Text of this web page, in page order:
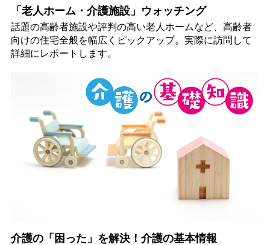
「老人ホーム・介護施設」ウォッチング
話題の高齢者施設や評判の高い老人ホームなど、高齢者
向けの住宅全般を幅広くピックアップ。実際に訪問して
詳細にレポートします。
介護の「困った」を解決！介護の基本情報